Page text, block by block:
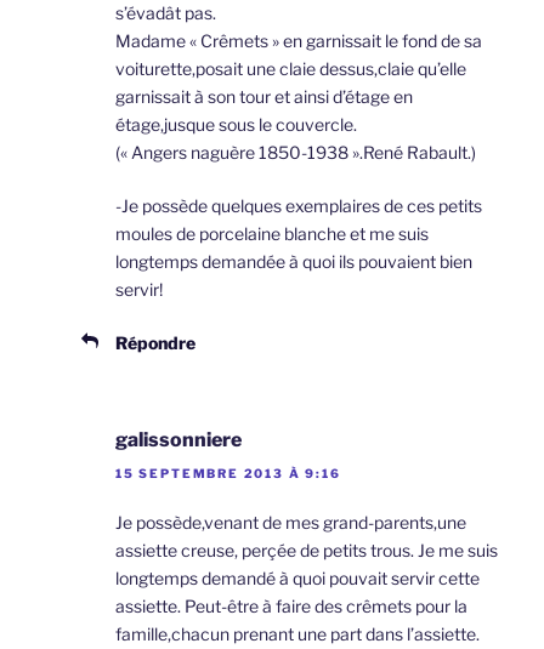
s’évadât pas.
Madame « Crêmets » en garnissait le fond de sa
voiturette,posait une claie dessus,claie qu’elle
garnissait à son tour et ainsi d’étage en
étage,jusque sous le couvercle.
(« Angers naguère 1850-1938 ».René Rabault.)
-Je possède quelques exemplaires de ces petits
moules de porcelaine blanche et me suis
longtemps demandée à quoi ils pouvaient bien
servir!
Répondre
galissonniere
15 SEPTEMBRE 2013 À 9:16
Je possède,venant de mes grand-parents,une
assiette creuse, perçée de petits trous. Je me suis
longtemps demandé à quoi pouvait servir cette
assiette. Peut-être à faire des crêmets pour la
famille,chacun prenant une part dans l’assiette.